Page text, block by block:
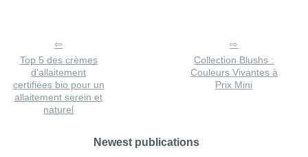
Top 5 des crèmes
d'allaitement
certifiées bio pour un
allaitement serein et
naturel
Collection Blushs :
Couleurs Vivantes à
Prix Mini
Newest publications